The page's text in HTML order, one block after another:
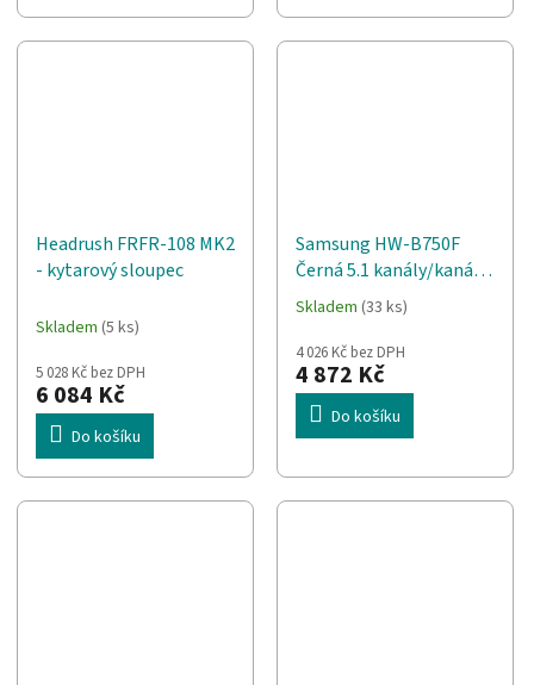
Headrush FRFR-108 MK2
- kytarový sloupec
Skladem (5 ks)
5 028 Kč bez DPH
6 084 Kč
Do košíku
Samsung HW-B750F
Černá 5.1 kanály/kanálů
400 W
Průměrné
produktu
je
1,0
5
Skladem (33 ks)
4 026 Kč bez DPH
4 872 Kč
Do košíku